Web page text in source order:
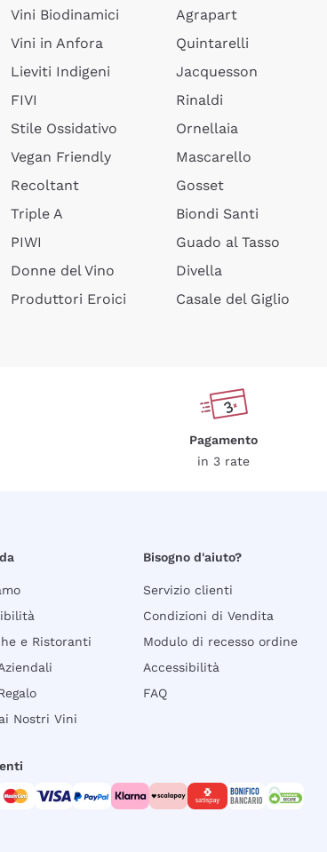
Vini Biodinamici
Vini in Anfora
Lieviti Indigeni
FIVI
Stile Ossidativo
Vegan Friendly
Recoltant
Triple A
PIWI
Donne del Vino
Produttori Eroici
Agrapart
Quintarelli
Jacquesson
Rinaldi
Ornellaia
Mascarello
Gosset
Biondi Santi
Guado al Tasso
Divella
Casale del Giglio
Pagamento
in 3 rate
e Ristoranti
Nostri Vini
Bisogno d'aiuto?
Servizio clienti
Condizioni di Vendita
Modulo di recesso ordine
Accessibilità
FAQ